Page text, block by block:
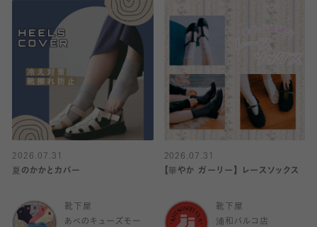
2026.07.31
夏のかかとカバー
靴下屋
あべのキューズモー
2026.07.31
【華やか ガーリー】 レースソックス
靴下屋
浦和パルコ店